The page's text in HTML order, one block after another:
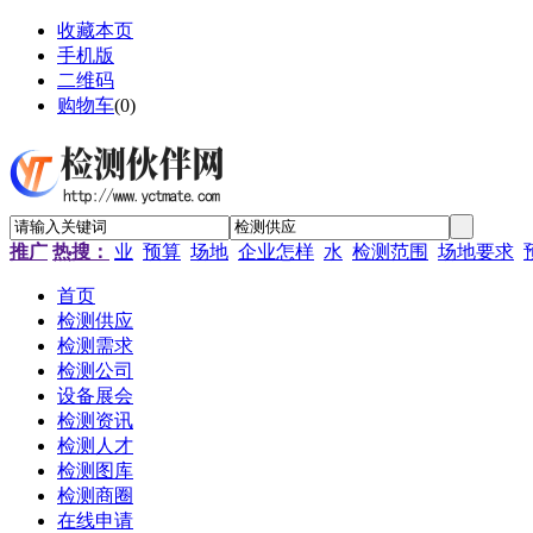
收藏本页
手机版
二维码
购物车(0)
推广 热搜： 业 预算 场地 企业怎样 水 检测范围 场地要求
首页
检测供应
检测需求
检测公司
设备展会
检测资讯
检测人才
检测图库
检测商圈
在线申请